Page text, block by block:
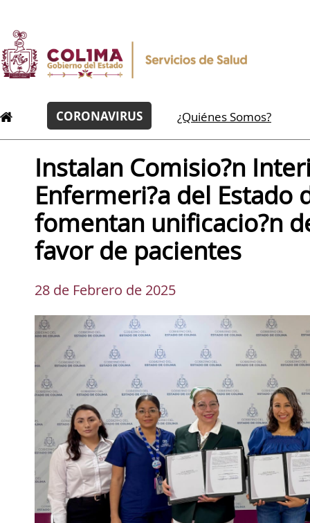
CORONAVIRUS ¿Quiénes Somos?
Instalan Comisio?n
Enfermeri?a del Estado
fomentan unificacio?n
favor de pacientes
28 de Febrero de 2025